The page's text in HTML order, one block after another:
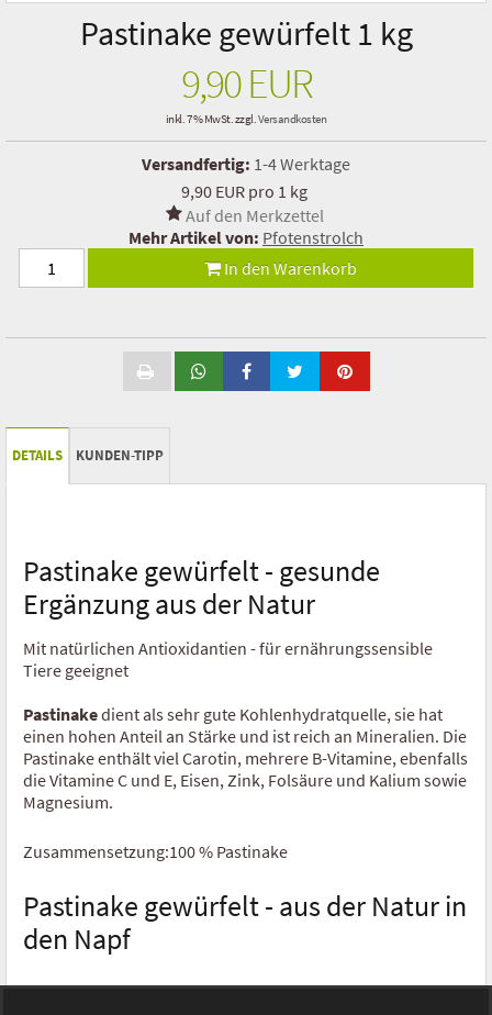
Insekten
Trockenbarf Complete
Fleisch Pur Trocken Barf
Hypoallergen Trocken Barf
Rind
Ente
Kaninchen
Ziege
Fisch
Leckerchen Fleisch Pur
Diät Trocken Barf
Rind
Hühnchen
Lamm
Pferd
Pastinake gewürfelt 1 kg
9,90 EUR
inkl. 7 % MwSt. zzgl.Versandkosten
Versandfertig: 1-4 Werktage
9,90 EUR pro 1 kg
Mehr Artikel von: Pfotenstrolch
In den Warenkorb
DETAILS KUNDEN-TIPP
Pastinake gewürfelt - gesunde
Ergänzung aus der Natur
Mit natürlichen Antioxidantien - für ernährungssensible
Tiere geeignet
Pastinakedient als sehr gute Kohlenhydratquelle, sie hat
einen hohen Anteil an Stärke und ist reich an Mineralien. Die
Pastinake enthält viel Carotin, mehrere B-Vitamine, ebenfalls
die Vitamine C und E, Eisen, Zink, Folsäure und Kalium sowie
Magnesium.
Zusammensetzung:100 % Pastinake
Pastinake gewürfelt - aus der Natur in
den Napf